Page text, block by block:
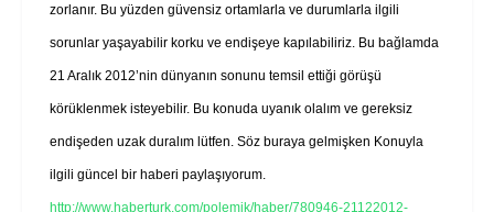
zorlanır. Bu yüzden güvensiz ortamlarla ve durumlarla ilgili
sorunlar yaşayabilir korku ve endişeye kapılabiliriz. Bu bağlamda
21 Aralık 2012’nin dünyanın sonunu temsil ettiği görüşü
körüklenmek isteyebilir. Bu konuda uyanık olalım ve gereksiz
endişeden uzak duralım lütfen. Söz buraya gelmişken Konuyla
ilgili güncel bir haberi paylaşıyorum.
http://www.haberturk.com/polemik/haber/780946-21122012-